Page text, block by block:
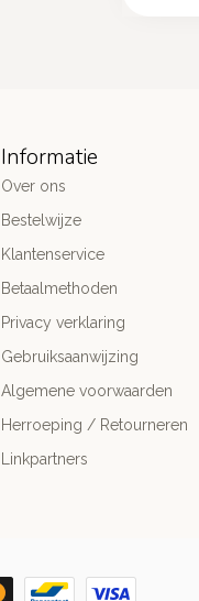
Informatie
Over ons
Bestelwijze
Klantenservice
Betaalmethoden
Privacy verklaring
Gebruiksaanwijzing
Algemene voorwaarden
Herroeping / Retourneren
Linkpartners